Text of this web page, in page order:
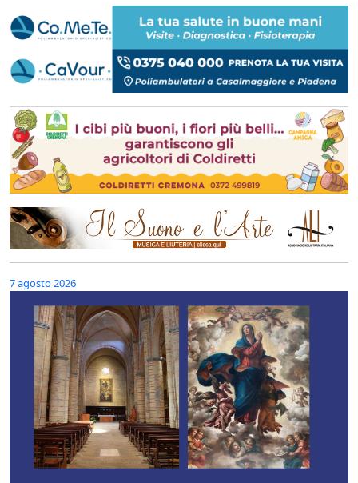
7 agosto 2026